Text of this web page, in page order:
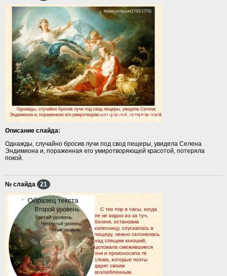
Описание слайда:
Однажды, случайно бросив лучи под свод пещеры, увидела Селена
Эндимиона и, пораженная его умиротворяющей красотой, потеряла
покой.
№ слайда 21